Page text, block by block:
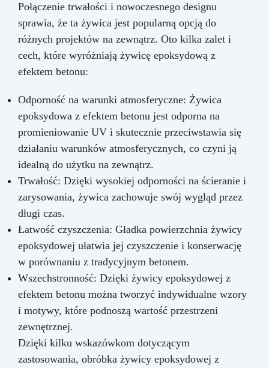
Połączenie trwałości i nowoczesnego designu
sprawia, że ta żywica jest popularną opcją do
różnych projektów na zewnątrz. Oto kilka zalet i
cech, które wyróżniają żywicę epoksydową z
efektem betonu:
Odporność na warunki atmosferyczne: Żywica
epoksydowa z efektem betonu jest odporna na
promieniowanie UV i skutecznie przeciwstawia się
działaniu warunków atmosferycznych, co czyni ją
idealną do użytku na zewnątrz.
Trwałość: Dzięki wysokiej odporności na ścieranie i
zarysowania, żywica zachowuje swój wygląd przez
długi czas.
Łatwość czyszczenia: Gładka powierzchnia żywicy
epoksydowej ułatwia jej czyszczenie i konserwację
w porównaniu z tradycyjnym betonem.
Wszechstronność: Dzięki żywicy epoksydowej z
efektem betonu można tworzyć indywidualne wzory
i motywy, które podnoszą wartość przestrzeni
zewnętrznej.
Dzięki kilku wskazówkom dotyczącym
zastosowania, obróbka żywicy epoksydowej z